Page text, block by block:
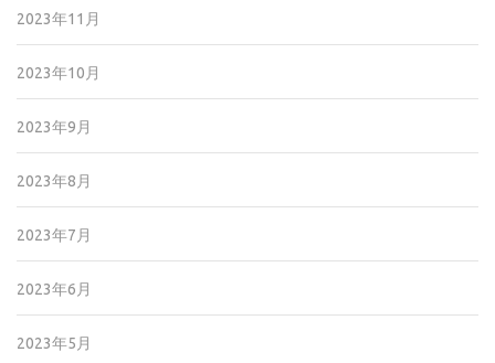
2023年11月
2023年10月
2023年9月
2023年8月
2023年7月
2023年6月
2023年5月